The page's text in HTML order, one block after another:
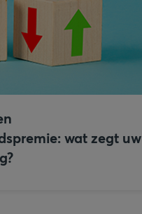
wat zegt uw